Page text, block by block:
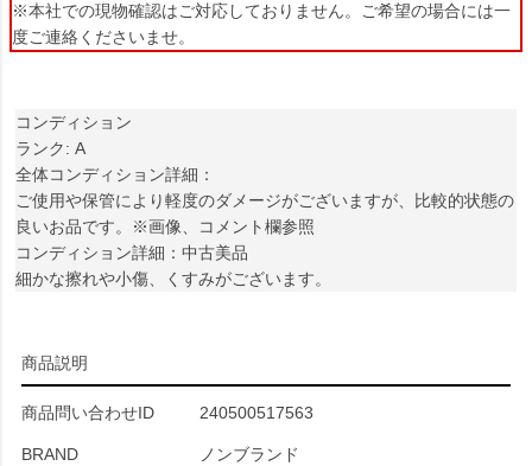
※本社での現物確認はご対応しておりません。ご希望の場合には一
度ご連絡くださいませ。
コンディション
ランク: A
全体コンディション詳細：
ご使用や保管により軽度のダメージがございますが、比較的状態の
良いお品です。※画像、コメント欄参照
コンディション詳細：中古美品
細かな擦れや小傷、くすみがございます。
商品説明
商品問い合わせID 240500517563
BRAND ノンブランド